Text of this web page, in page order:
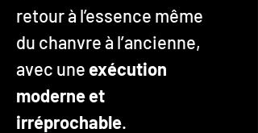
retour à l’essence même
du chanvre à l’ancienne,
avec une exécution
moderne et
irréprochable.